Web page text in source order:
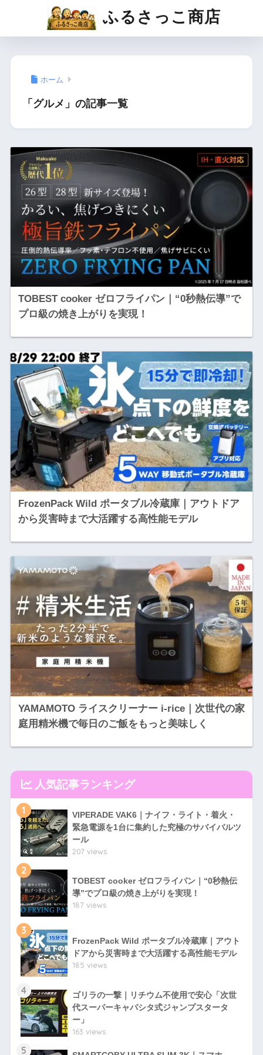
ふるさっこ商店
ホーム
「グルメ」の記事一覧
TOBEST cooker ゼロフライパン｜“0秒熱伝導”で
プロ級の焼き上がりを実現！
FrozenPack Wild ポータブル冷蔵庫｜アウトドア
から災害時まで大活躍する高性能モデル
YAMAMOTO ライスクリーナー i-rice｜次世代の家
庭用精米機で毎日のご飯をもっと美味しく
人気記事ランキング
1
VIPERADE VAK6｜ナイフ・ライト・着火・
緊急電源を1台に集約した究極のサバイバルツ
ール
207 views
2
TOBEST cooker ゼロフライパン｜“0秒熱伝
導”でプロ級の焼き上がりを実現！
187 views
3
FrozenPack Wild ポータブル冷蔵庫｜アウト
ドアから災害時まで大活躍する高性能モデル
185 views
4
ゴリラの一撃｜リチウム不使用で安心「次世
代スーパーキャパシタ式ジャンプスタータ
ー」
163 views
5